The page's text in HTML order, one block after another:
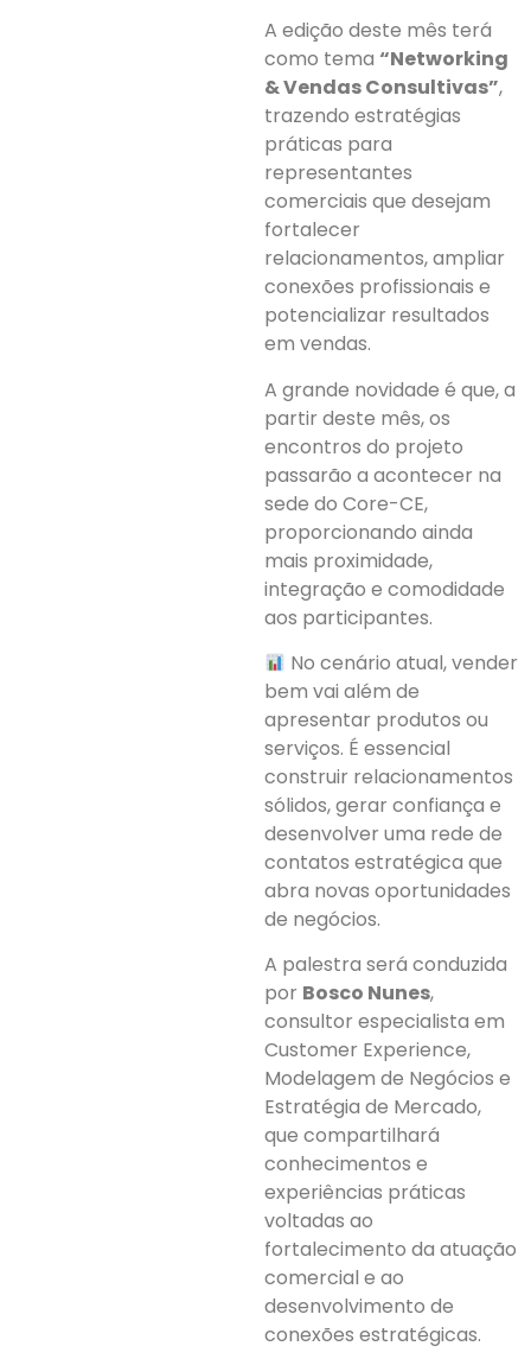
A edição deste mês terá
como tema “Networking
& Vendas Consultivas”,
trazendo estratégias
práticas para
representantes
comerciais que desejam
fortalecer
relacionamentos, ampliar
conexões profissionais e
potencializar resultados
em vendas.
A grande novidade é que, a
partir deste mês, os
encontros do projeto
passarão a acontecer na
sede do Core-CE,
proporcionando ainda
mais proximidade,
integração e comodidade
aos participantes.
No cenário atual, vender
bem vai além de
apresentar produtos ou
serviços. É essencial
construir relacionamentos
sólidos, gerar confiança e
desenvolver uma rede de
contatos estratégica que
abra novas oportunidades
de negócios.
A palestra será conduzida
por Bosco Nunes,
consultor especialista em
Customer Experience,
Modelagem de Negócios e
Estratégia de Mercado,
que compartilhará
conhecimentos e
experiências práticas
voltadas ao
fortalecimento da atuação
comercial e ao
desenvolvimento de
conexões estratégicas.